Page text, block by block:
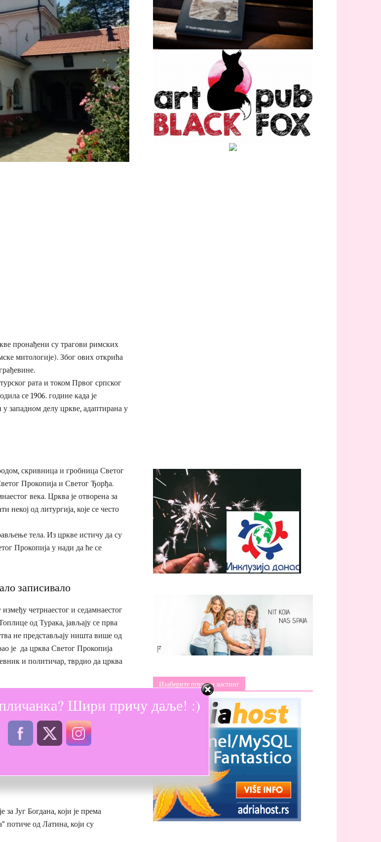
пронађени су трагови римских
митологије). Због ових открића
рата и током Првог српског
се 1906. године када је
западном делу цркве, адаптирана у
скривница и гробница Светог
Прокопија и Светог Ђорђа.
века. Црква је отворена за
некој од литургија, које се често
тела. Из цркве истичу да су
Прокопија у нади да ће се
записивало
четрнаестог и седамнаестог
од Турака, јављају се прва
не представљају ништа више од
је да црква Светог Прокопија
и политичар, тврдио да црква
„Брана“, недалеко од Цркве
средином четрнаестог века. Ова
је Завода за заштиту
Југ Богдана, који је према
потиче од Латина, који су
Изаберите поуздан хостинг
Шири причу даље! :)